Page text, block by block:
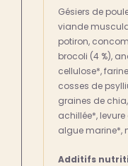
Gésiers de
viande
potiron,
brocoli (4 %),
cellulose*,
cosses de
graines de
achillée*, levure
algue marine*,
Additifs